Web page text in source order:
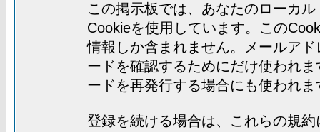
この掲示板では、あなたのローカ
Cookieを使用しています。この
情報しか含まれません。メールア
ードを確認するためにだけ使われ
ードを再発行する場合にも使われま
登録を続ける場合は、これらの規